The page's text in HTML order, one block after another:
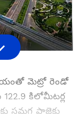
మెట్రో రెండో
122.9 కిలోమీటర్ల
సమగ్ర ప్రాజెక్టు